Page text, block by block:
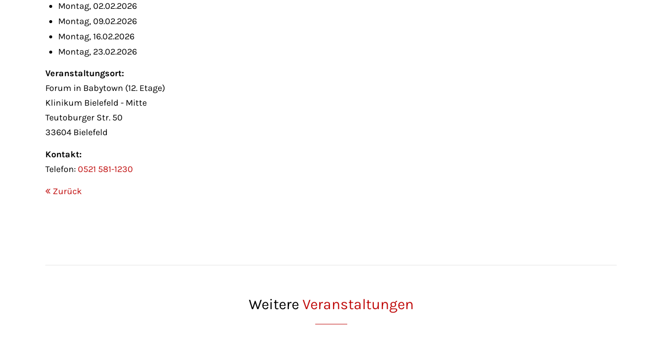
Montag, 02.02.2026
Montag, 09.02.2026
Montag, 16.02.2026
Montag, 23.02.2026
Veranstaltungsort:
Forum in Babytown (12. Etage)
Klinikum Bielefeld - Mitte
Teutoburger Str. 50
33604 Bielefeld
Kontakt:
Telefon: 0521 581-1230
Zurück
Weitere Veranstaltungen